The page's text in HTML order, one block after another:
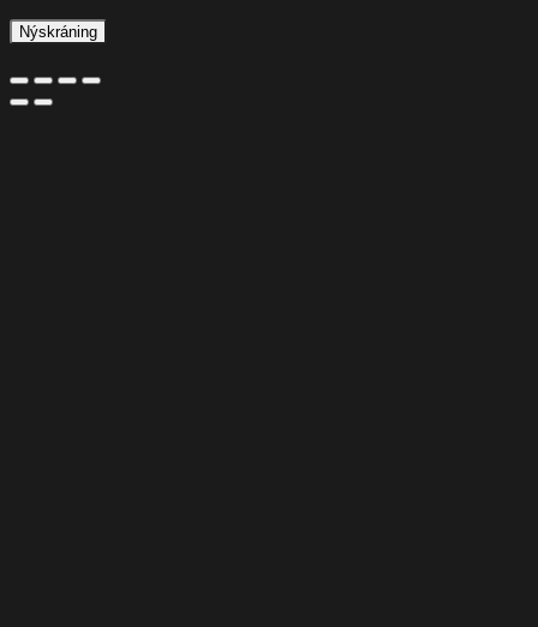
Nýskráning